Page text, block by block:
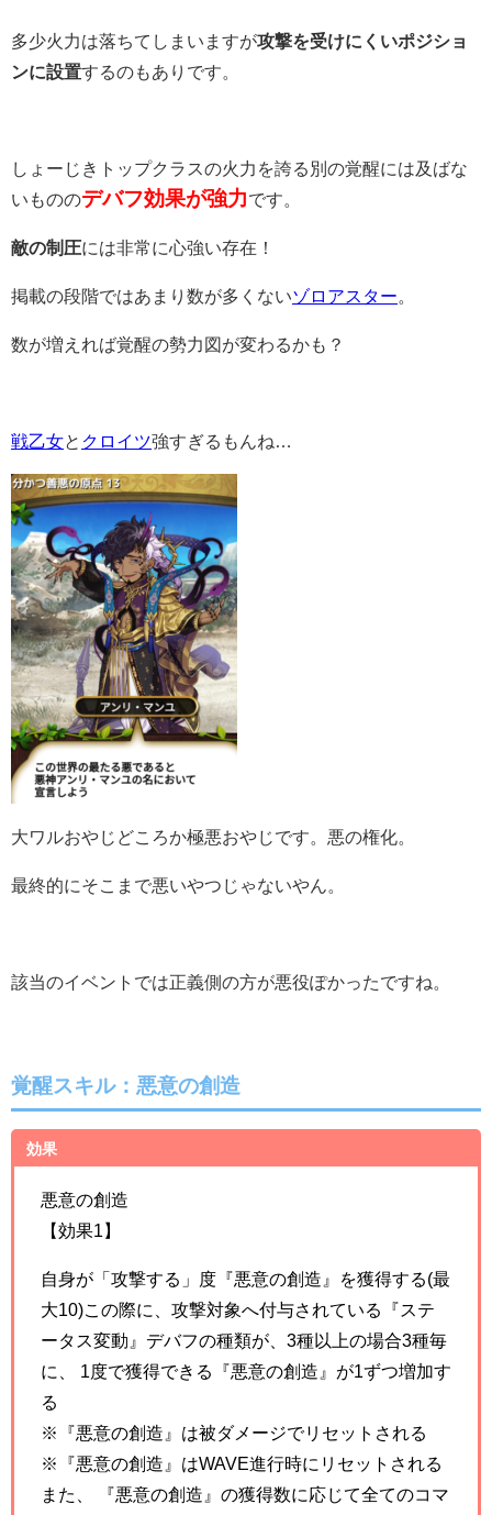
多少火力は落ちてしまいますが攻撃を受けにくいポジショ
ンに設置するのもありです。
しょーじきトップクラスの火力を誇る別の覚醒には及ばな
いもののデバフ効果が強力です。
敵の制圧には非常に心強い存在！
掲載の段階ではあまり数が多くないゾロアスター
数が増えれば覚醒の勢力図が変わるかも？
戦乙女と クロイツ強すぎるもんね…
大ワルおやじどころか極悪おやじです。悪の権化。
最終的にそこまで悪いやつじゃないやん。
該当のイベントでは正義側の方が悪役ぽかったですね。
覚醒スキル：悪意の創造
効果
悪意の創造
【効果1】
自身が「攻撃する」度『悪意の創造』を獲得する(最
大10)この際に、攻撃対象へ付与されている『ステ
ータス変動』デバフの種類が、3種以上の場合3種毎
に、 1度で獲得できる『悪意の創造』が1ずつ増加す
る
※『悪意の創造』は被ダメージでリセットされる
※『悪意の創造』はWAVE進行時にリセットされる
また、 『悪意の創造』の獲得数に応じて全てのコマ